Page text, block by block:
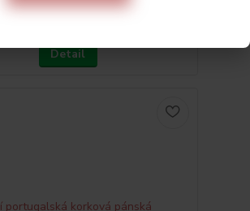
Detail